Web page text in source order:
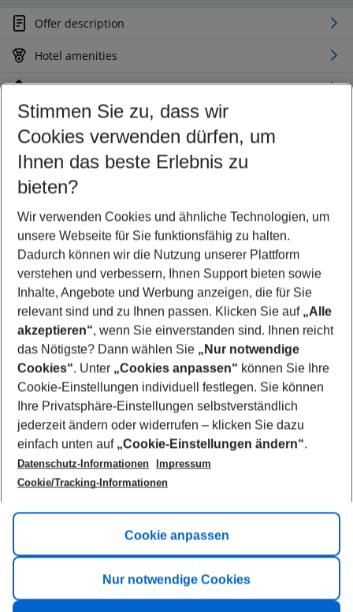
Offer description
Hotel amenities
Location
Customize your offer
Find the perfect deal which suits your best
Your departure airport
Any airport
Select your date range
12/08/26–10/08/27 5-8 nights
Who will travel
2 adults No children
Show more filter
Footer
Footer navigation
Title A
Link A
Stimmen Sie zu, dass wir
Cookies verwenden dürfen, um
Ihnen das beste Erlebnis zu
bieten?
Wir verwenden Cookies und ähnliche Technologien, um
unsere Webseite für Sie funktionsfähig zu halten.
Dadurch können wir die Nutzung unserer Plattform
verstehen und verbessern, Ihnen Support bieten sowie
Inhalte, Angebote und Werbung anzeigen, die für Sie
relevant sind und zu Ihnen passen. Klicken Sie auf „Alle
akzeptieren“, wenn Sie einverstanden sind. Ihnen reicht
das Nötigste? Dann wählen Sie „Nur notwendige
Cookies“. Unter „Cookies anpassen“ können Sie Ihre
Cookie-Einstellungen individuell festlegen. Sie können
Ihre Privatsphäre-Einstellungen selbstverständlich
jederzeit ändern oder widerrufen – klicken Sie dazu
einfach unten auf „Cookie-Einstellungen ändern“.
Datenschutz-Informationen
Impressum
Cookie/Tracking-Informationen
Cookie anpassen
Nur notwendige Cookies